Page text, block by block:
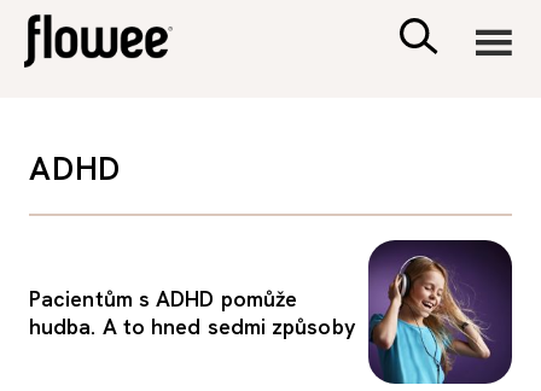
ADHD
Pacientům s ADHD pomůže
hudba. A to hned sedmi způsoby